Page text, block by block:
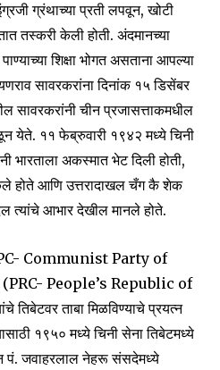
ग्रंथाच्या प्रती लपवून, खोटी
तस्करी केली होती. अंदमानच्या
शिक्षा भोगत असताना आपल्या
सावरकरांना दिनांक १५ डिसेंबर
सावरकरांनी चीन प्रजासत्ताकमधील
येते. ११ फेब्रुवारी १९४२ मध्ये चिनी
भारताला अकस्मात भेट दिली होती,
होते आणि उत्तरादाखल चँग कै शेक
त्यांचे आभार देखील मानले होते.
Communist Party of
(PRC- People’s Republic of
ताबा मिळविण्याचे प्रयत्न
१९५० मध्ये चिनी सेना तिबेटमध्ये
पं. जवाहरलाल नेहरू संसदेमध्ये